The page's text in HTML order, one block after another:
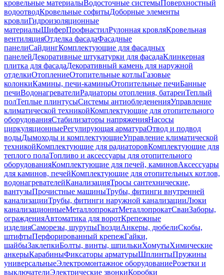
кровельные материалыВодосточные системыПоверхностный
водоотводКровельные софитыДоборные элементы
кровлиГидроизоляционные
материалыШиферПрофнастилРулонная кровляКровельная
вентиляцияОтделка фасадаФасадные
панелиСайдингКомплектующие для фасадных
панелейДекоративные штукатурки для фасадаКлинкерная
плитка для фасадаДекоративный камень для наружной
отделкиОтоплениеОтопительные котлыГазовые
колонкиКамины, печи-каминыОтопительные печиБанные
печиВодонагревателиРадиаторы отопления, батареиТеплый
полТеплые плинтусыСистемы антиобледененияУправление
климатической техникойКомплектующие для отопительного
оборудованияСтабилизаторы напряженияНасосы
циркуляционныеРегулирующая арматураОтвод и подвод
водыДымоходы и комплектующиеУправление климатической
техникойКомплектующие для радиаторовКомплектующие для
теплого полаТопливо и аксессуары для отопительного
оборудованияКомплектующие для печей, каминовАксессуары
для каминов, печейКомплектующие для отопительных котлов,
водонагревателейКанализацияТросы сантехнические,
вантузыПрочистные машиныТрубы, фитинги внутренней
канализацииТрубы, фитинги наружной канализацииЛюки
канализационныеМеталлопрокатМеталлопрокатСваиЗаборы,
огражденияАвтоматика для воротКрепежные
изделияСаморезы, шурупыГвоздиАнкеры, дюбелиСкобы,
штифтыПерфорированный крепежГайки,
шайбыЗаклепкиБолты, винты, шпилькиХомутыХимические
анкерыКарабиныФиксаторы арматурыШплинтыПружины
универсальныеЭлектромонтажное оборудованиеРозетки и
выключателиЭлектрические звонкиКоробки